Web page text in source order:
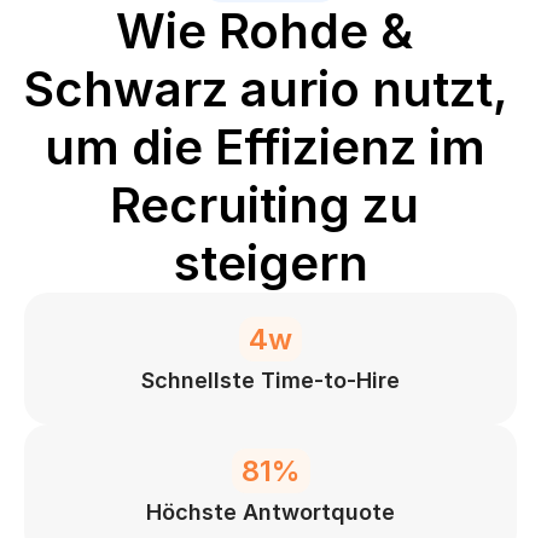
Wie Rohde &
Schwarz aurio nutzt,
um die Effizienz im
Recruiting zu
steigern
4w
Schnellste Time-to-Hire
81%
Höchste Antwortquote